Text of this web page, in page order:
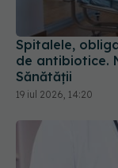
Spitalele,
de antibiotice.
Sănătății
19 iul 2026, 14:20